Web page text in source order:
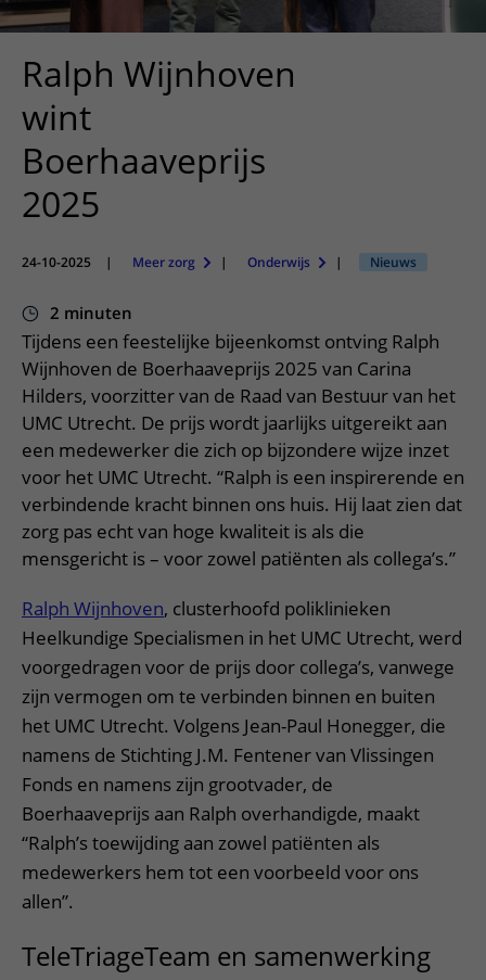
Onderzoeken en diagnostiek
Bloedprikken
Bezoektijden
Wijzigen patiëntgegevens
Mijn UMC Utrecht patiëntportaal
Faciliteiten en voorzieningen
Bezoekregels
Kwaliteit en veiligheid
Route naar het ziekenhuis
Parkeren
Wegwijs in het ziekenhuis
Contact met verpleegafdeling
Het Wilhelmina Kinderziekenhuis
Teleconsult aanvragen
Diagnostiek aanvragen
Zorgverlenersportaal
Research
Onderwijs
Werken bij het UMC Utrecht
Ralph Wijnhoven
wint
Boerhaaveprijs
2025
24-10-2025 | Meer zorg | Onderwijs | Nieuws
2 minuten
Tijdens een feestelijke bijeenkomst ontving Ralph
Wijnhoven de Boerhaaveprijs 2025 van Carina
Hilders, voorzitter van de Raad van Bestuur van het
UMC Utrecht. De prijs wordt jaarlijks uitgereikt aan
een medewerker die zich op bijzondere wijze inzet
voor het UMC Utrecht. “Ralph is een inspirerende en
verbindende kracht binnen ons huis. Hij laat zien dat
zorg pas echt van hoge kwaliteit is als die
mensgericht is – voor zowel patiënten als collega’s.”
Ralph Wijnhoven, clusterhoofd poliklinieken
Heelkundige Specialismen in het UMC Utrecht, werd
voorgedragen voor de prijs door collega’s, vanwege
zijn vermogen om te verbinden binnen en buiten
het UMC Utrecht. Volgens Jean-Paul Honegger, die
namens de Stichting J.M. Fentener van Vlissingen
Fonds en namens zijn grootvader, de
Boerhaaveprijs aan Ralph overhandigde, maakt
“Ralph’s toewijding aan zowel patiënten als
medewerkers hem tot een voorbeeld voor ons
allen”.
TeleTriageTeam en samenwerking